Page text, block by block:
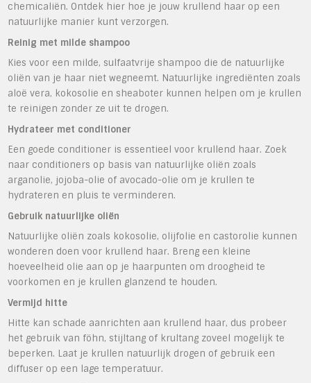
chemicaliën. Ontdek hier hoe je jouw krullend haar op een
natuurlijke manier kunt verzorgen.
Reinig met milde shampoo
Kies voor een milde, sulfaatvrije shampoo die de natuurlijke
oliën van je haar niet wegneemt. Natuurlijke ingrediënten zoals
aloë vera, kokosolie en sheaboter kunnen helpen om je krullen
te reinigen zonder ze uit te drogen.
Hydrateer met conditioner
Een goede conditioner is essentieel voor krullend haar. Zoek
naar conditioners op basis van natuurlijke oliën zoals
arganolie, jojoba-olie of avocado-olie om je krullen te
hydrateren en pluis te verminderen.
Gebruik natuurlijke oliën
Natuurlijke oliën zoals kokosolie, olijfolie en castorolie kunnen
wonderen doen voor krullend haar. Breng een kleine
hoeveelheid olie aan op je haarpunten om droogheid te
voorkomen en je krullen glanzend te houden.
Vermijd hitte
Hitte kan schade aanrichten aan krullend haar, dus probeer
het gebruik van föhn, stijltang of krultang zoveel mogelijk te
beperken. Laat je krullen natuurlijk drogen of gebruik een
diffuser op een lage temperatuur.